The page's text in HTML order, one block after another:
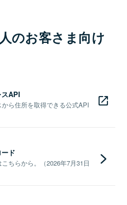
のお客さま向け
API
ら住所を取得できる公式API
ド
ちらから。（2026年7月31日